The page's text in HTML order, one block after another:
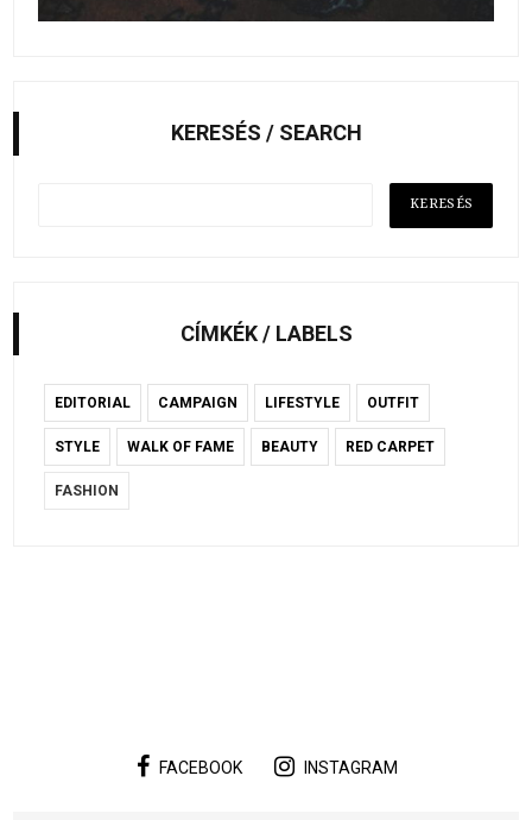
KERESÉS / SEARCH
CÍMKÉK / LABELS
EDITORIAL CAMPAIGN LIFESTYLE OUTFIT
STYLE WALK OF FAME BEAUTY RED CARPET
FASHION
FACEBOOK INSTAGRAM